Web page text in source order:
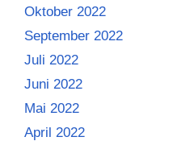
Oktober 2022
September 2022
Juli 2022
Juni 2022
Mai 2022
April 2022